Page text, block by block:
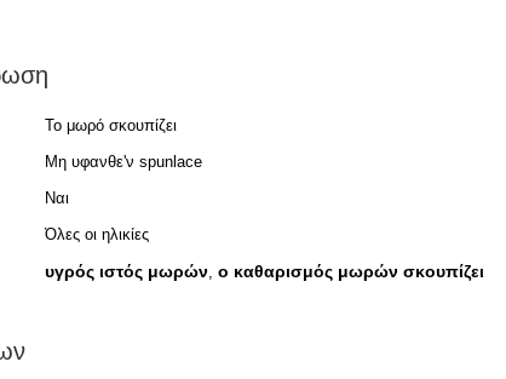
Το μωρό σκουπίζει
Μη υφανθε'ν spunlace
Ναι
Όλες οι ηλικίες
υγρός ιστός μωρών, ο καθαρισμός μωρών σκουπίζει